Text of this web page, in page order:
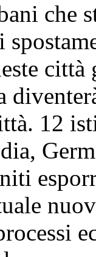
che
città
12